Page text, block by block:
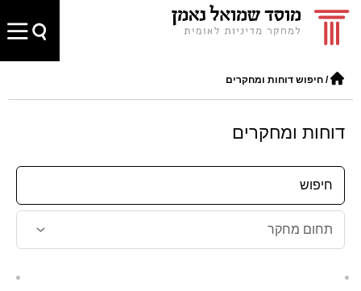
/ חיפוש דוחות ומחקרים
דוחות ומחקרים